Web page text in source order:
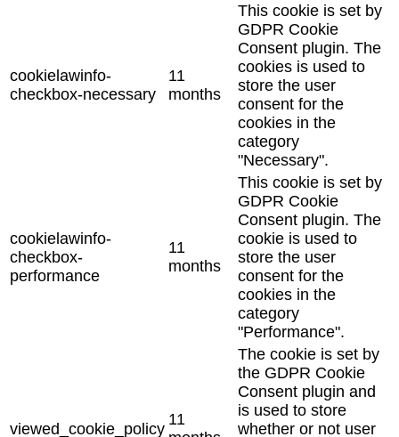
cookielawinfo-
checkbox-necessary
11
months
This cookie is set by
GDPR Cookie
Consent plugin. The
cookies is used to
store the user
consent for the
cookies in the
category
"Necessary".
cookielawinfo-
checkbox-
performance
11
months
This cookie is set by
GDPR Cookie
Consent plugin. The
cookie is used to
store the user
consent for the
cookies in the
category
"Performance".
viewed_cookie_policy
11
The cookie is set by
the GDPR Cookie
Consent plugin and
is used to store
whether or not user